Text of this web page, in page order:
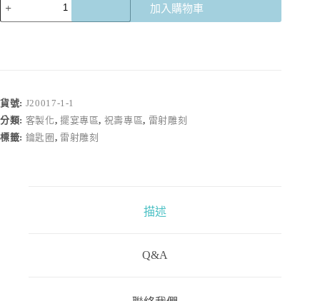
鑰
匙
圈
加入購物車
貨號: J20017-1-1
分類: 客製化, 擺宴專區, 祝壽專區, 雷射雕刻
標籤: 鑰匙圈 , 雷射雕刻
描述
Q&A